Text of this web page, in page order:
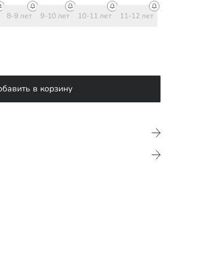
8-9 лет 9-10 лет 10-11 лет 11-12 лет
в корзину